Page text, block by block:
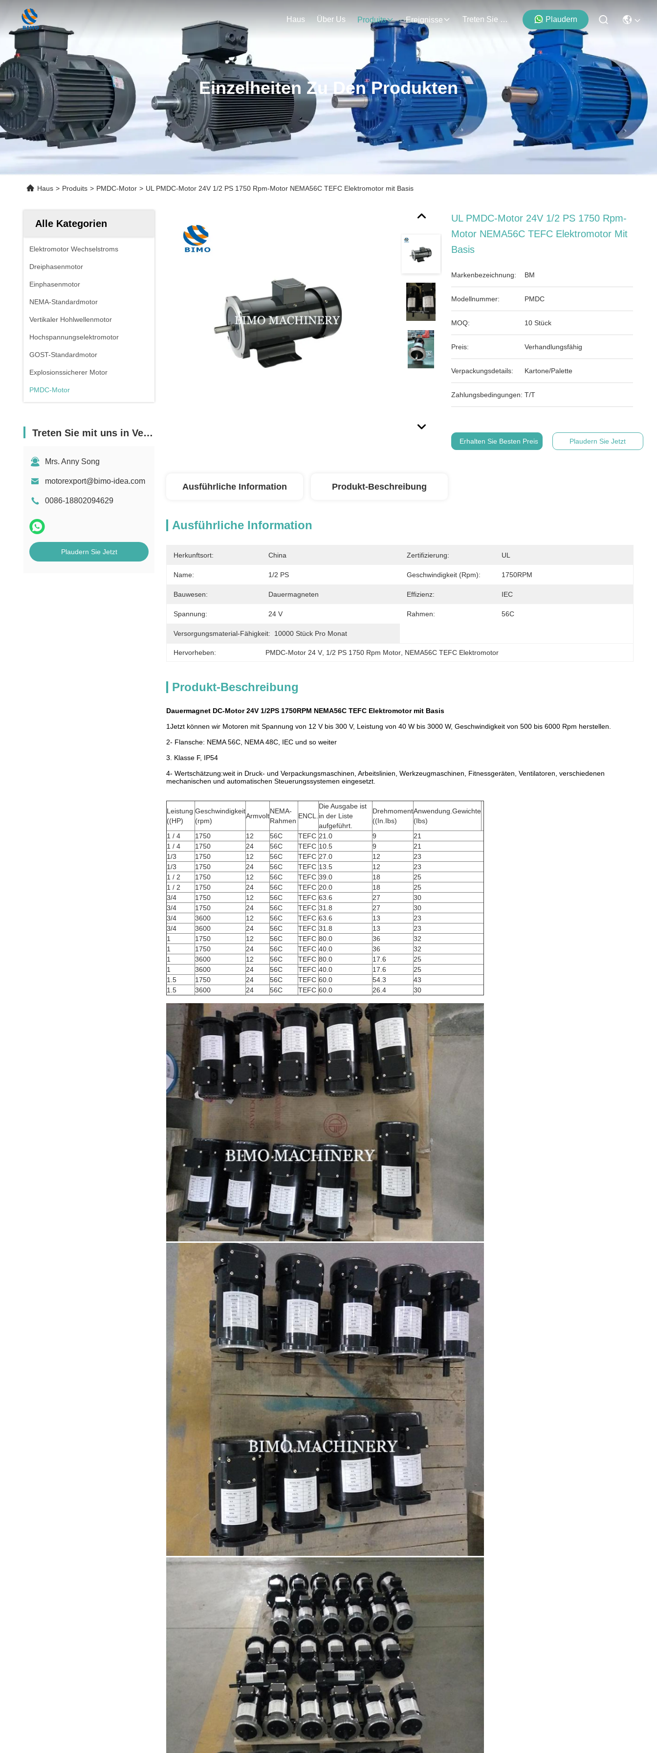
Haus Über Us Produits Ereignisse Treten Sie Mit Uns In Verbindung Plaudern
Einzelheiten Zu Den Produkten
Haus > Produits > PMDC-Motor > UL PMDC-Motor 24V 1/2 PS 1750 Rpm-Motor NEMA56C TEFC Elektromotor mit Basis
Alle Kategorien
Elektromotor Wechselstroms
Dreiphasenmotor
Einphasenmotor
NEMA-Standardmotor
Vertikaler Hohlwellenmotor
Hochspannungselektromotor
GOST-Standardmotor
Explosionssicherer Motor
PMDC-Motor
Treten Sie mit uns in Verbindung
Mrs. Anny Song
motorexport@bimo-idea.com
0086-18802094629
Plaudern Sie Jetzt
UL PMDC-Motor 24V 1/2 PS 1750 Rpm-
Motor NEMA56C TEFC Elektromotor Mit
Basis
Markenbezeichnung: BM
Modellnummer: PMDC
MOQ: 10 Stück
Preis: Verhandlungsfähig
Verpackungsdetails: Kartone/Palette
Zahlungsbedingungen: T/T
Erhalten Sie Besten Preis Plaudern Sie Jetzt
Ausführliche Information Produkt-Beschreibung
Ausführliche Information
Herkunftsort: China Zertifizierung: UL
Name: 1/2 PS Geschwindigkeit (rpm): 1750RPM
Bauwesen: Dauermagneten Effizienz: IEC
Spannung: 24 V Rahmen: 56C
Versorgungsmaterial-Fähigkeit: 10000 Stück Pro Monat
Hervorheben: PMDC-Motor 24 V 1/2 PS 1750 Rpm Motor NEMA56C TEFC Elektromotor
Produkt-Beschreibung
Dauermagnet DC-Motor 24V 1/2PS 1750RPM NEMA56C TEFC Elektromotor mit Basis
1Jetzt können wir Motoren mit Spannung von 12 V bis 300 V, Leistung von 40 W bis 3000 W, Geschwindigkeit von 500 bis 6000 Rpm herstellen.
2- Flansche: NEMA 56C, NEMA 48C, IEC und so weiter
3. Klasse F, IP54
4- Wertschätzung:weit in Druck- und Verpackungsmaschinen, Arbeitslinien, Werkzeugmaschinen, Fitnessgeräten, Ventilatoren, verschiedenen
mechanischen und automatischen Steuerungssystemen eingesetzt.
Leistung
((HP)
Geschwindigkeit
(rpm)
Armvolt
NEMA-
Rahmen
ENCL.
Die Ausgabe ist
in der Liste
aufgeführt.
Drehmoment
((In.Ibs)
Anwendung.Gewichte
(Ibs)
1 / 4
1750 12 56C TEFC 21.0 9
21
1 / 4
1750 24 56C TEFC 10.5 9
21
1/3
1750 12 56C TEFC 27.0 12
23
1/3
1750 24 56C TEFC 13.5 12
23
1 / 2
1750 12 56C TEFC 39.0 18
25
1 / 2
1750 24 56C TEFC 20.0 18
25
3/4
1750 12 56C TEFC 63.6 27
30
3/4
1750 24 56C TEFC 31.8 27
30
3/4
3600 12 56C TEFC 63.6 13
23
3/4
3600 24 56C TEFC 31.8 13
23
1
1750 12 56C TEFC 80.0 36
32
1
1750 24 56C TEFC 40.0 36
32
1
3600 12 56C TEFC 80.0 17.6
25
1
3600 24 56C TEFC 40.0 17.6
25
1.5
1750 24 56C TEFC 60.0 54.3
43
1.5
3600 24 56C TEFC 60.0 26.4 30